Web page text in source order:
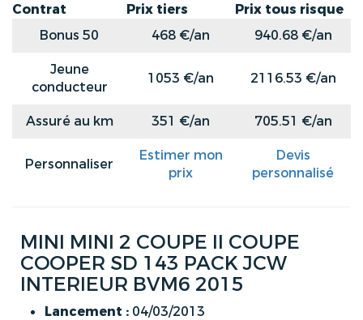
Contrat Prix tiers
Prix tous risque
Bonus 50
468 €/an
940.68 €/an
Jeune
conducteur
1053 €/an 2116.53 €/an
Assuré au km 351 €/an 705.51 €/an
Personnaliser
Estimer mon
prix
Devis
personnalisé
MINI MINI 2 COUPE II COUPE
COOPER SD 143 PACK JCW
INTERIEUR BVM6 2015
Lancement : 04/03/2013